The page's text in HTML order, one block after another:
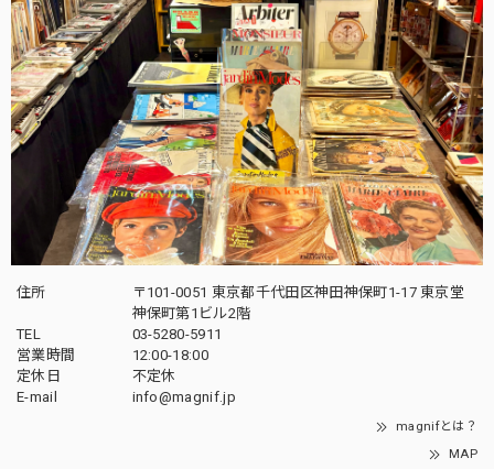
住所
〒101-0051 東京都千代田区神田神保町1-17 東京堂
神保町第1ビル2階
TEL
03-5280-5911
営業時間
12:00-18:00
定休日
不定休
E-mail
info@magnif.jp
magnifとは？
MAP